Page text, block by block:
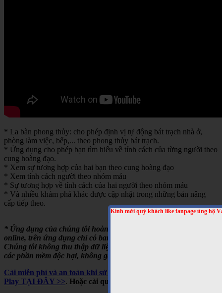
Kính mời quý khách like fanpage ủng hộ
* La bàn phong thủy: cho phép định vị tự động bát trạch nhà ở,
phòng làm việc, bếp,... theo phong thủy bát trạch.
* Ứng dụng cho phép bạn tìm hiểu về tính cách của từng người theo
cung hoàng đạo.
* Xem sự tương hợp của hai bạn theo cung hoàng đạo
* Xem tính cách người theo nhóm máu
* Sự tương hợp về tính cách của hai người theo nhóm máu
* Và nhiều khám phá khác được cập nhật trong những bản nâng
cấp tiếp theo.
* Ứng dụng của chúng tôi hoàn toàn miễn phí, chạy offline hoặc
online, trên ứng dụng chỉ có banner quảng cáo của Google.
Chúng tôi không thu thập dữ liệu người dùng, không cài cắm
các phần mềm độc hại, không gây tốn pin,...
Cài miễn phí và an toàn khi sử dụng cho Android, trên Google
Play TẠI ĐÂY >>. Hoặc cài qua mã QRCODE sau